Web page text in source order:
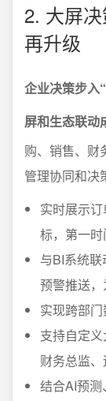
2. 大屏
再升级
企业决策步入
屏和生态联动
购、销售、财
管理协同和决
实时展示
标，第一
与BI系统联
预警推送
实现跨部
支持自定义
财务总监
结合AI预测